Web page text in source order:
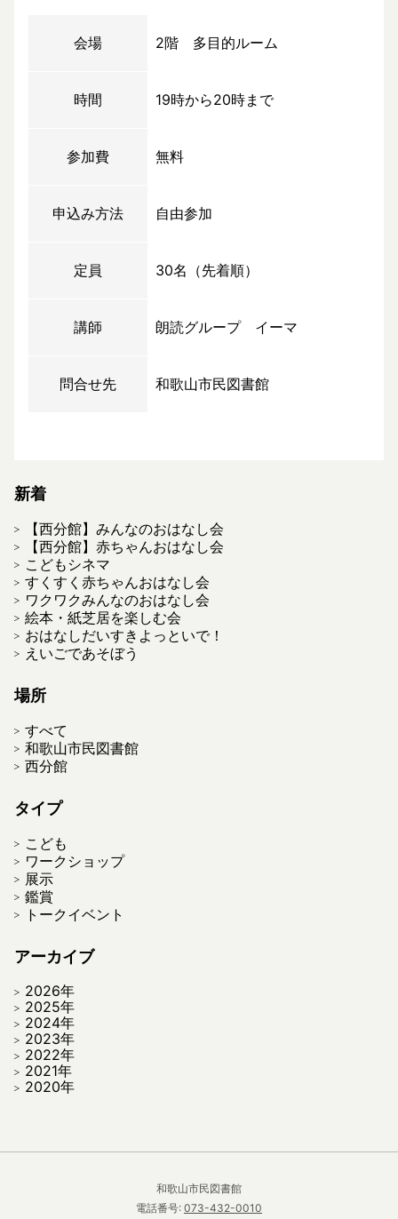
会場 2階 多目的ルーム
時間 19時から20時まで
参加費 無料
申込み方法 自由参加
定員 30名（先着順）
講師 朗読グループ イーマ
問合せ先 和歌山市民図書館
新着
【西分館】みんなのおはなし会
【西分館】赤ちゃんおはなし会
こどもシネマ
すくすく赤ちゃんおはなし会
ワクワクみんなのおはなし会
絵本・紙芝居を楽しむ会
おはなしだいすきよっといで！
えいごであそぼう
場所
すべて
和歌山市民図書館
西分館
タイプ
こども
ワークショップ
展示
鑑賞
トークイベント
アーカイブ
2026年
2025年
2024年
2023年
2022年
2021年
2020年
和歌山市民図書館
電話番号: 073-432-0010